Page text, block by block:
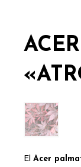
El Acer